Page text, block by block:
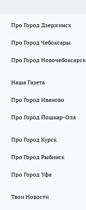
Про Город Дзержинск
Про Город Чебоксары
Про Город Новочебоксарск
Наша Газета
Про Город Иваново
Про Город Йошкар-Ола
Про Город Курск
Про Город Рыбинск
Про Город Уфа
Твои Новости